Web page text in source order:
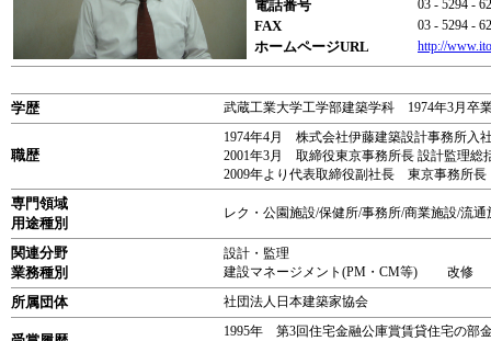
電話番号 03 - 5294 -
FAX 03 - 5294 -
ホームページURL http://
学歴 武蔵工業大学工学部建築学科 1974年3月卒
職歴
1974年4月 株式会社伊藤建築設計事務所入
2001年3月 取締役東京事務所長 設計監理総
2009年より代表取締役副社長 東京事務所長
専門領域
用途種別
レク・公園施設/保健所/事務所/商業施設/流
関連分野
業務種別
設計・監理
建設マネージメント(PM・CM等) 改
所属団体 社団法人日本建築家協会
1995年 第3回住宅金融公庫賞賃貸住宅の部